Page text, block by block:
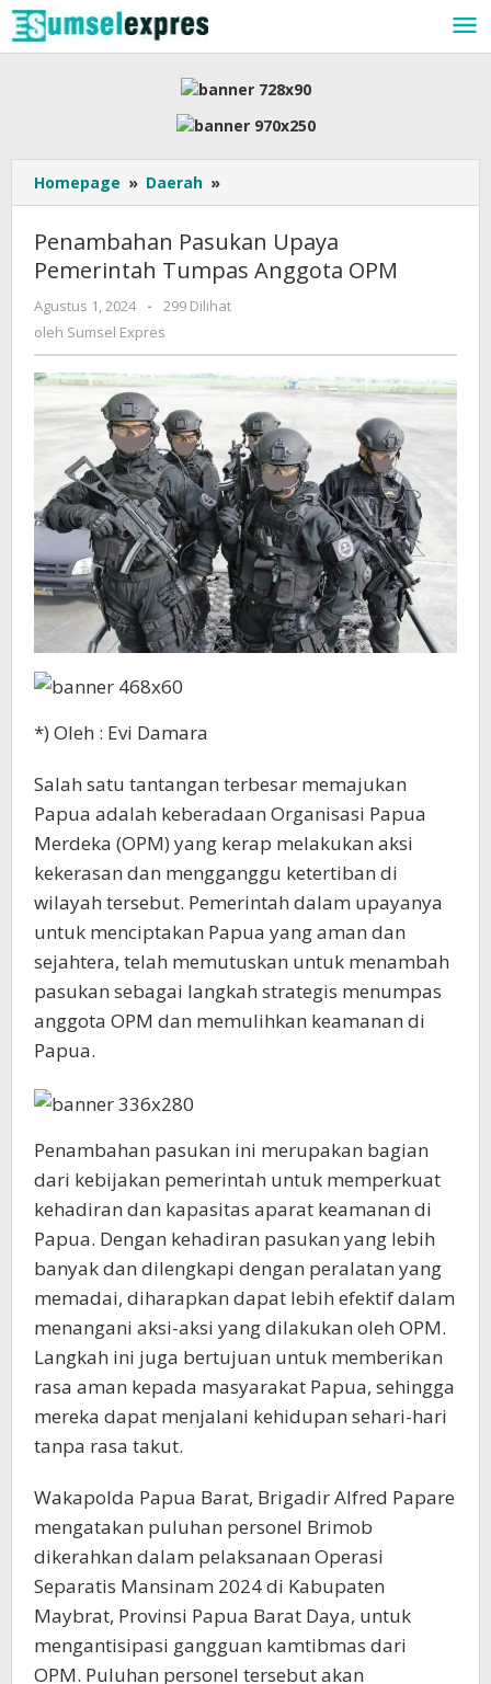
Lewati
ke
konten
Homepage » Daerah »
Pasukan
Pemerintah
Tumpas
Penambahan Pasukan Upaya
Pemerintah Tumpas Anggota OPM
Agustus 1, 2024
oleh
-
299 Dilihat
oleh Sumsel Expres
*) Oleh : Evi Damara
Salah satu tantangan terbesar memajukan
Papua adalah keberadaan Organisasi Papua
Merdeka (OPM) yang kerap melakukan aksi
kekerasan dan mengganggu ketertiban di
wilayah tersebut. Pemerintah dalam upayanya
untuk menciptakan Papua yang aman dan
sejahtera, telah memutuskan untuk menambah
pasukan sebagai langkah strategis menumpas
anggota OPM dan memulihkan keamanan di
Papua.
Penambahan pasukan ini merupakan bagian
dari kebijakan pemerintah untuk memperkuat
kehadiran dan kapasitas aparat keamanan di
Papua. Dengan kehadiran pasukan yang lebih
banyak dan dilengkapi dengan peralatan yang
memadai, diharapkan dapat lebih efektif dalam
menangani aksi-aksi yang dilakukan oleh OPM.
Langkah ini juga bertujuan untuk memberikan
rasa aman kepada masyarakat Papua, sehingga
mereka dapat menjalani kehidupan sehari-hari
tanpa rasa takut.
Wakapolda Papua Barat, Brigadir Alfred Papare
mengatakan puluhan personel Brimob
dikerahkan dalam pelaksanaan Operasi
Separatis Mansinam 2024 di Kabupaten
Maybrat, Provinsi Papua Barat Daya, untuk
mengantisipasi gangguan kamtibmas dari
OPM. Puluhan personel tersebut akan